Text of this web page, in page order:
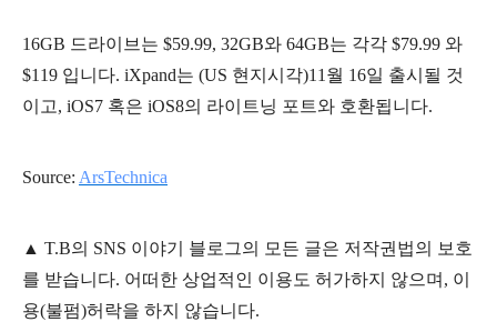
16GB 드라이브는 $59.99, 32GB와 64GB는 각각 $79.99 와
$119 입니다. iXpand는 (US 현지시각)11월 16일 출시될 것
이고, iOS7 혹은 iOS8의 라이트닝 포트와 호환됩니다.
Source: ArsTechnica
▲ T.B의 SNS 이야기 블 로그의 모든 글은 저작권법의 보호
를 받습니다. 어떠한 상업적인 이용도 허가하지 않으며, 이
용(불펌)허락을 하지 않습니다.